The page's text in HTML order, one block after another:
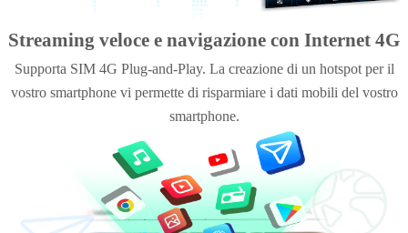
Streaming veloce e navigazione con Internet 4G
Supporta SIM 4G Plug-and-Play. La creazione di un hotspot per il